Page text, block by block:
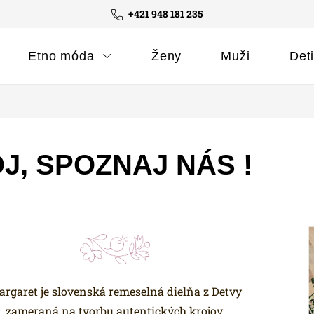
+421 948 181 235
Etno móda Ženy Muži Deti
SPOZNAJ NÁS !
je slovenská remeselná dielňa z Detvy
zameraná na tvorbu autentických krojov,